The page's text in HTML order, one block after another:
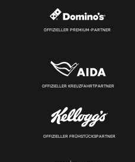
OFFIZIELLER PREMIUM-PARTNER
OFFIZIELLER KREUZFAHRTPARTNER
OFFIZIELLER FRÜHSTÜCKSPARTNER